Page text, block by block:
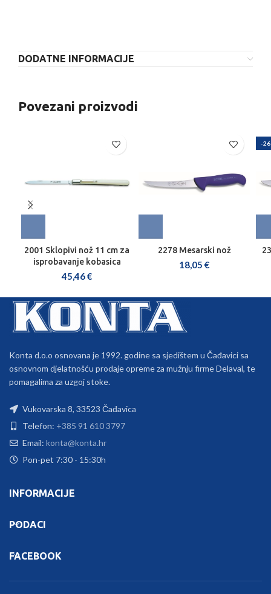
DODATNE INFORMACIJE
Povezani proizvodi
2001 Sklopivi nož 11 cm za
isprobavanje kobasica
45,46€
2278 Mesarski nož
18,05 €
-
Konta d.o.o osnovana je 1992. godine sa sjedištem u Čađavici sa
osnovnom djelatnošću prodaje opreme za mužnju firme Delaval, te
pomagalima za uzgoj stoke.
Vukovarska 8, 33523 Čađavica
Telefon: +385 91 610 3797
Email: konta@konta.hr
Pon-pet 7:30 - 15:30h
INFORMACIJE
PODACI
FACEBOOK